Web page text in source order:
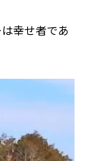
幸せ者であ